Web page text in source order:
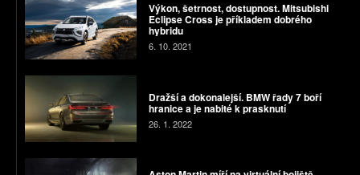
Výkon, šetrnost, dostupnost. Mitsubishi
Eclipse Cross je příkladem dobrého
hybridu
6. 10. 2021
Dražší a dokonalejší. BMW řady 7 boří
hranice a je nabité k prasknutí
26. 1. 2022